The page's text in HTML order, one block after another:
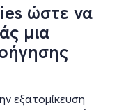
ώστε να
μια
εξατομίκευση